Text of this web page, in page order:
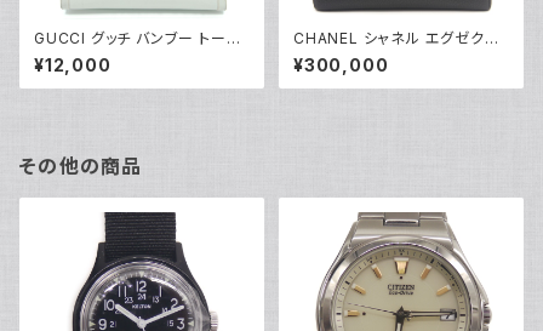
GUCCI グッチ バンブー トート
バッグ レザー ホワイト 002･28
65･0260 Y04264
¥12,000
CHANEL シャネル エグゼクテ
ィブ トートバッグ ココマーク ブ
ラック A67282 Y04710
¥300,000
その他の商品